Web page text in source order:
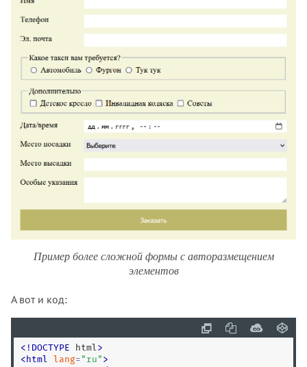
Пример более сложной формы с авторазмещением
элементов
А вот и код:
< ! DOCTYPE html>
< html lang= " ru " >